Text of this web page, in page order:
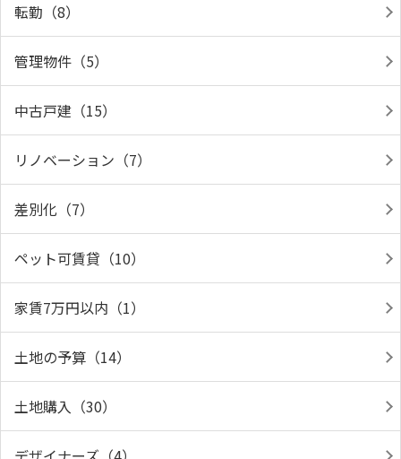
転勤（8）
管理物件（5）
中古戸建（15）
リノベーション（7）
差別化（7）
ペット可賃貸（10）
家賃7万円以内（1）
土地の予算（14）
土地購入（30）